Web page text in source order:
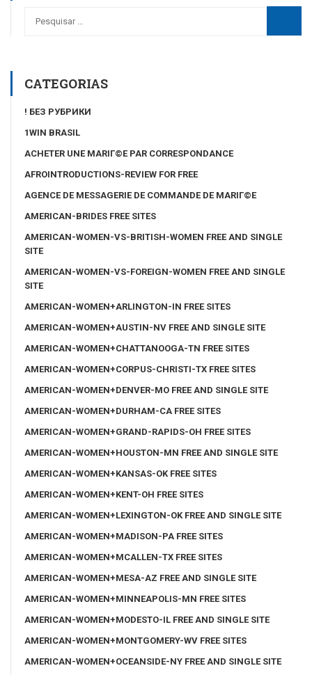
CATEGORIAS
! БЕЗ РУБРИКИ
1WIN BRASIL
ACHETER UNE MARIГ©E PAR CORRESPONDANCE
AFROINTRODUCTIONS-REVIEW FOR FREE
AGENCE DE MESSAGERIE DE COMMANDE DE MARIГ©E
AMERICAN-BRIDES FREE SITES
AMERICAN-WOMEN-VS-BRITISH-WOMEN FREE AND SINGLE
SITE
AMERICAN-WOMEN-VS-FOREIGN-WOMEN FREE AND SINGLE
SITE
AMERICAN-WOMEN+ARLINGTON-IN FREE SITES
AMERICAN-WOMEN+AUSTIN-NV FREE AND SINGLE SITE
AMERICAN-WOMEN+CHATTANOOGA-TN FREE SITES
AMERICAN-WOMEN+CORPUS-CHRISTI-TX FREE SITES
AMERICAN-WOMEN+DENVER-MO FREE AND SINGLE SITE
AMERICAN-WOMEN+DURHAM-CA FREE SITES
AMERICAN-WOMEN+GRAND-RAPIDS-OH FREE SITES
AMERICAN-WOMEN+HOUSTON-MN FREE AND SINGLE SITE
AMERICAN-WOMEN+KANSAS-OK FREE SITES
AMERICAN-WOMEN+KENT-OH FREE SITES
AMERICAN-WOMEN+LEXINGTON-OK FREE AND SINGLE SITE
AMERICAN-WOMEN+MADISON-PA FREE SITES
AMERICAN-WOMEN+MCALLEN-TX FREE SITES
AMERICAN-WOMEN+MESA-AZ FREE AND SINGLE SITE
AMERICAN-WOMEN+MINNEAPOLIS-MN FREE SITES
AMERICAN-WOMEN+MODESTO-IL FREE AND SINGLE SITE
AMERICAN-WOMEN+MONTGOMERY-WV FREE SITES
AMERICAN-WOMEN+OCEANSIDE-NY FREE AND SINGLE SITE